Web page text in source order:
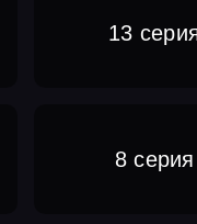
13
8 серия